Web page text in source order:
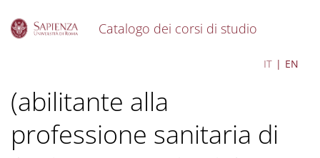
Catalogo dei corsi di studio
IT EN
(abilitante alla
professione sanitaria di